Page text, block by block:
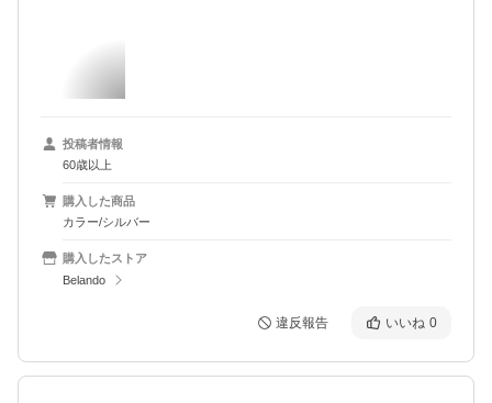
投稿者情報
60歳以上
購入した商品
カラー/シルバー
購入したストア
Belando
違反報告 いいね 0